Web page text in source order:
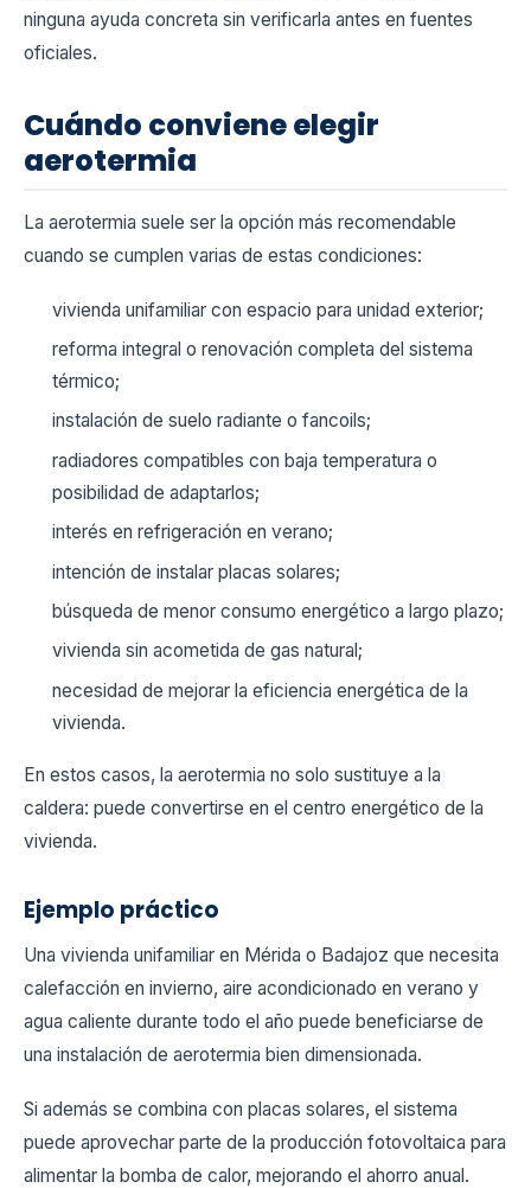
ninguna ayuda concreta sin verificarla antes en fuentes
oficiales.
Cuándo conviene elegir
aerotermia
La aerotermia suele ser la opción más recomendable
cuando se cumplen varias de estas condiciones:
vivienda unifamiliar con espacio para unidad exterior;
reforma integral o renovación completa del sistema
térmico;
instalación de suelo radiante o fancoils;
radiadores compatibles con baja temperatura o
posibilidad de adaptarlos;
interés en refrigeración en verano;
intención de instalar placas solares;
búsqueda de menor consumo energético a largo plazo;
vivienda sin acometida de gas natural;
necesidad de mejorar la eficiencia energética de la
vivienda.
En estos casos, la aerotermia no solo sustituye a la
caldera: puede convertirse en el centro energético de la
vivienda.
Ejemplo práctico
Una vivienda unifamiliar en Mérida o Badajoz que necesita
calefacción en invierno, aire acondicionado en verano y
agua caliente durante todo el año puede beneficiarse de
una instalación de aerotermia bien dimensionada.
Si además se combina con placas solares, el sistema
puede aprovechar parte de la producción fotovoltaica para
alimentar la bomba de calor, mejorando el ahorro anual.